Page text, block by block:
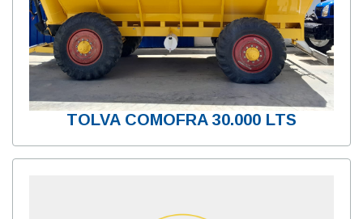
TOLVA COMOFRA 30.000 LTS